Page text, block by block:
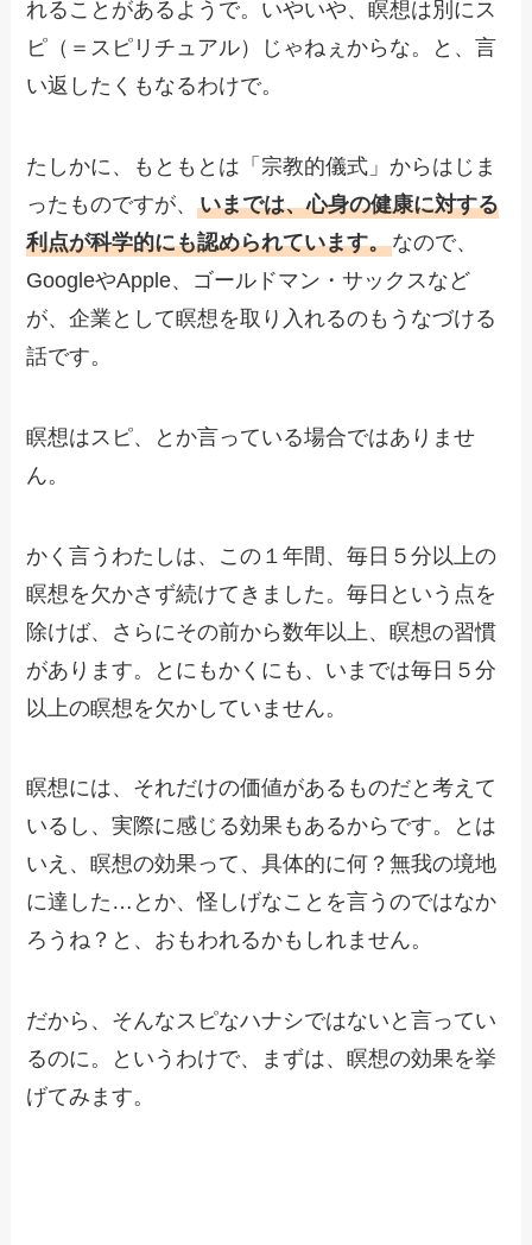
れることがあるようで。いやいや、瞑想は別にス
ピ（＝スピリチュアル）じゃねぇからな。と、言
い返したくもなるわけで。
たしかに、もともとは「宗教的儀式」からはじま
ったものですが、いまでは、心身の健康に対する
利点が科学的にも認められています。なので、
GoogleやApple、ゴールドマン・サックスなど
が、企業として瞑想を取り入れるのもうなづける
話です。
瞑想はスピ、とか言っている場合ではありませ
ん。
かく言うわたしは、この１年間、毎日５分以上の
瞑想を欠かさず続けてきました。毎日という点を
除けば、さらにその前から数年以上、瞑想の習慣
があります。とにもかくにも、いまでは毎日５分
以上の瞑想を欠かしていません。
瞑想には、それだけの価値があるものだと考えて
いるし、実際に感じる効果もあるからです。とは
いえ、瞑想の効果って、具体的に何？無我の境地
に達した…とか、怪しげなことを言うのではなか
ろうね？と、おもわれるかもしれません。
だから、そんなスピなハナシではないと言ってい
るのに。というわけで、まずは、瞑想の効果を挙
げてみます。